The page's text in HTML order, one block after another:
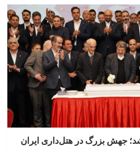
۲۶ ساله شد؛ جهش بزرگ در هتل‌داری ایران